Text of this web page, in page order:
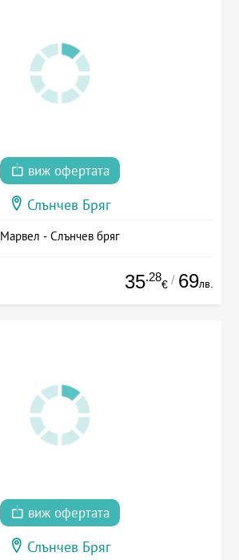
виж офертата
Слънчев Бряг
Марвел - Слънчев бряг
35.28
€ / 69лв.
виж офертата
Слънчев Бряг